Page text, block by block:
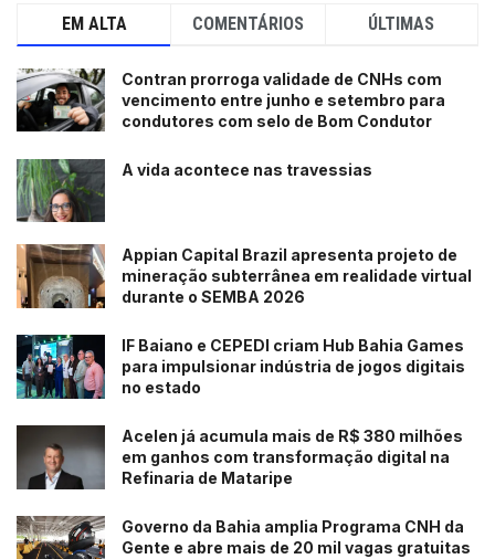
EM ALTA COMENTÁRIOS ÚLTIMAS
Contran prorroga validade de CNHs com
vencimento entre junho e setembro para
condutores com selo de Bom Condutor
A vida acontece nas travessias
Appian Capital Brazil apresenta projeto de
mineração subterrânea em realidade virtual
durante o SEMBA 2026
IF Baiano e CEPEDI criam Hub Bahia Games
para impulsionar indústria de jogos digitais
no estado
Acelen já acumula mais de R$ 380 milhões
em ganhos com transformação digital na
Refinaria de Mataripe
Governo da Bahia amplia Programa CNH da
Gente e abre mais de 20 mil vagas gratuitas